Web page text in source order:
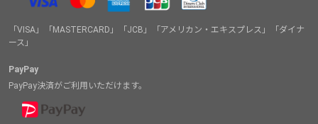
「VISA」「MASTERCARD」「JCB」「アメリカン・エキスプレス」「ダイナ
ース」
PayPay
PayPay決済がご利用いただけます。